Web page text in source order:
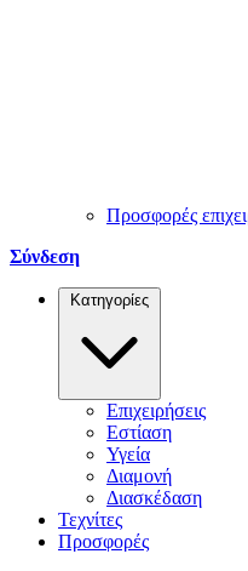
Προσφορές
Σύνδεση
Κατηγορίες
Επιχειρήσεις
Εστίαση
Υγεία
Διαμονή
Διασκέδαση
Τεχνίτες
Προσφορές